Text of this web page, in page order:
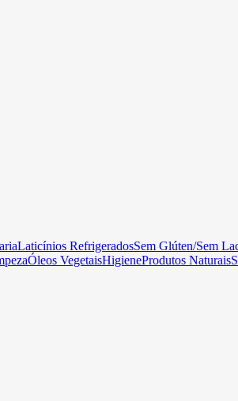
Laticínios RefrigeradosSem Glúten/Sem
Óleos VegetaisHigieneProdutos Naturais